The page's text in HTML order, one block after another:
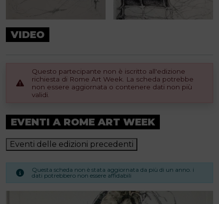
VIDEO
Questo partecipante non è iscritto all'edizione
richiesta di Rome Art Week. La scheda potrebbe
non essere aggiornata o contenere dati non più
validi.
EVENTI A ROME ART WEEK
Eventi delle edizioni precedenti
Questa scheda non è stata aggiornata da più di un anno. i
dati potrebbero non essere affidabili